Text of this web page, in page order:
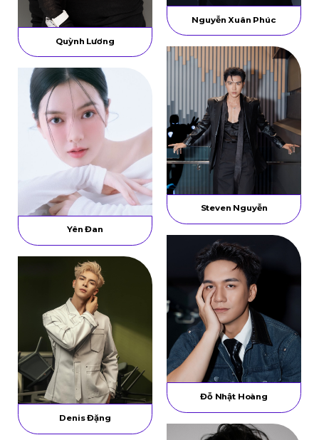
Quỳnh Lương
Nguyễn Xuân Phúc
Yên Đan
Steven Nguyễn
Denis Đặng
Đỗ Nhật Hoàng